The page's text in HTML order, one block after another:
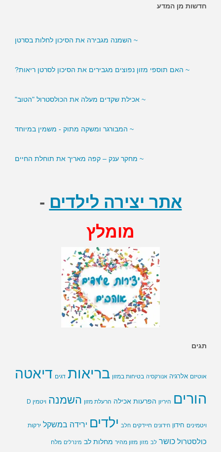
חדשות מן המדע
~ האם ממתיקים מלאכותיים מגבירים את הסיכון לסוכרת?
~ השמנה מגבירה את הסיכון לחלות בסרטן
~ האם תוספי מזון נפוצים מגבירים את הסיכון לסרטן ריאות?
~ אכילת שקדים מעלה את הכולסטרול "הטוב"
~ מחקר ענק – קפה מאריך את תוחלת החיים
אתר יצירה לילדים -
מומלץ
תגים
אוטיזם אלרגיה אנורקסיה בטיחות במזון בריאות דגים דיאטה
הורים היריון הפרעות אכילה הרעלת מזון השמנה ויטמין D
ויטמינים חידון חידונים חיידקים חלב ילדים ירידה במשקל ירקות
כולסטרול כושר לב מזון מזון מהיר מחלות לב מינרלים מלח